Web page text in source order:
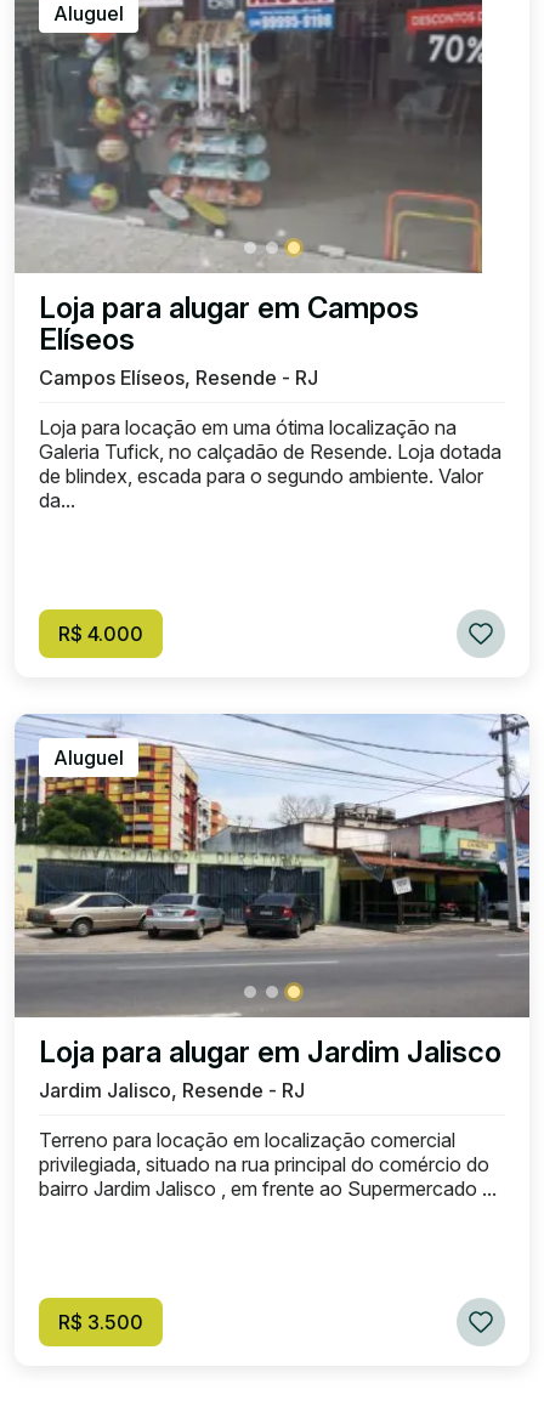
Aluguel
Loja para alugar em Campos
Elíseos
Campos Elíseos, Resende - RJ
Loja para locação em uma ótima localização na
Galeria Tufick, no calçadão de Resende. Loja dotada
de blindex, escada para o segundo ambiente. Valor
da...
R$ 4.000
Aluguel
Loja para alugar em Jardim Jalisco
Jardim Jalisco, Resende - RJ
Terreno para locação em localização comercial
privilegiada, situado na rua principal do comércio do
bairro Jardim Jalisco , em frente ao Supermercado ...
R$ 3.500